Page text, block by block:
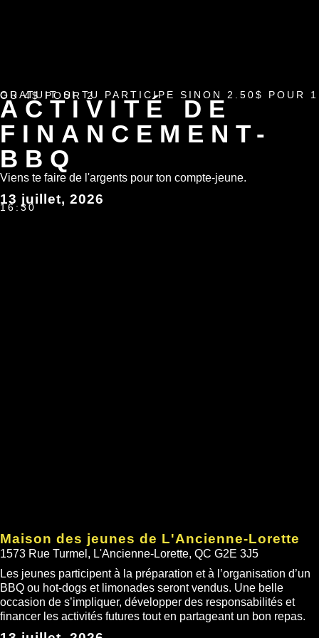
GRATUIT SI TU PARTICIPE SINON 2.50$ POUR 1 OU 4$ POUR 2
ACTIVITÉ DE
FINANCEMENT-
BBQ
Viens te faire de l'argents pour ton compte-jeune.
13 juillet, 2026
16:30
Maison des jeunes de L'Ancienne-Lorette
1573 Rue Turmel, L'Ancienne-Lorette, QC G2E 3J5
Les jeunes participent à la préparation et à l’organisation d’un
BBQ ou hot-dogs et limonades seront vendus. Une belle
occasion de s’impliquer, développer des responsabilités et
financer les activités futures tout en partageant un bon repas.